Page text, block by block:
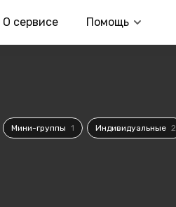
О сервисе Помощь
Мини-группы 1 Индивидуальные 2